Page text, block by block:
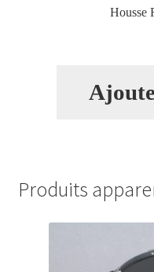
Housse
Produits